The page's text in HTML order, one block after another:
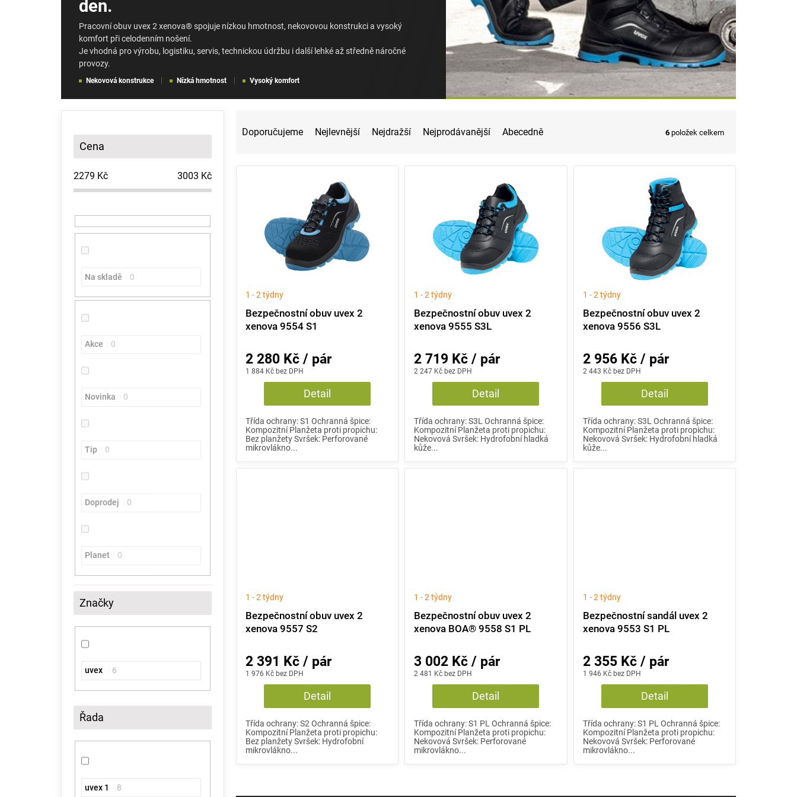
den.
Pracovní obuv uvex 2 xenova® spojuje nízkou hmotnost, nekovovou konstrukci a vysoký
komfort při celodenním nošení.
Je vhodná pro výrobu, logistiku, servis, technickou údržbu i další lehké až středně náročné
provozy.
Nekovová konstrukce Nízká hmotnost Vysoký komfort
Cena
2279 Kč 3003 Kč
Na skladě 0
Akce 0
Novinka 0
Tip 0
Doprodej 0
Planet 0
Značky
uvex 6
Řada
uvex 1 8
n
Doporučujeme Nejlevnější Nejdražší Nejprodávanější Abecedně 6 položek celkem
Bezpečnostní obuv uvex 2
xenova 9554 S1
1 - 2 týdny
1 884 Kč bez DPH
2 280 Kč / pár
Detail
Třída ochrany: S1 Ochranná špice:
Kompozitní Planžeta proti propichu:
Bez planžety Svršek: Perforované
mikrovlákno...
Bezpečnostní obuv uvex 2
xenova 9555 S3L
1 - 2 týdny
2 247 Kč bez DPH
2 719 Kč / pár
Detail
Třída ochrany: S3L Ochranná špice:
Kompozitní Planžeta proti propichu:
Nekovová Svršek: Hydrofobní hladká
kůže...
Bezpečnostní obuv uvex 2
xenova 9556 S3L
1 - 2 týdny
2 443 Kč bez DPH
2 956 Kč / pár
Detail
Třída ochrany: S3L Ochranná špice:
Kompozitní Planžeta proti propichu:
Nekovová Svršek: Hydrofobní hladká
kůže...
Bezpečnostní obuv uvex 2
xenova 9557 S2
1 - 2 týdny
1 976 Kč bez DPH
2 391 Kč / pár
Detail
Třída ochrany: S2 Ochranná špice:
Kompozitní Planžeta proti propichu:
Bez planžety Svršek: Hydrofobní
mikrovlákno...
Bezpečnostní obuv uvex 2
xenova BOA® 9558 S1 PL
1 - 2 týdny
2 481 Kč bez DPH
3 002 Kč / pár
Detail
Třída ochrany: S1 PL Ochranná špice:
Kompozitní Planžeta proti propichu:
Nekovová Svršek: Perforované
mikrovlákno...
Bezpečnostní sandál uvex 2
xenova 9553 S1 PL
1 - 2 týdny
1 946 Kč bez DPH
2 355 Kč / pár
Detail
Třída ochrany: S1 PL Ochranná špice:
Kompozitní Planžeta proti propichu:
Nekovová Svršek: Perforované
mikrovlákno...